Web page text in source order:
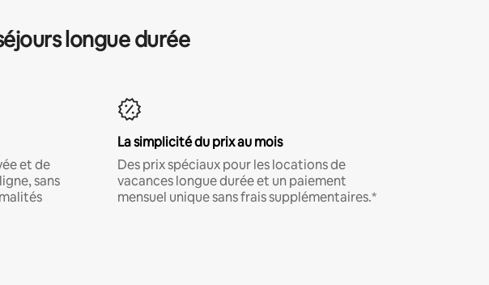
longue durée
et de
sans
La simplicité du prix au mois
Des prix spéciaux pour les locations de
vacances longue durée et un paiement
mensuel unique sans frais supplémentaires.*